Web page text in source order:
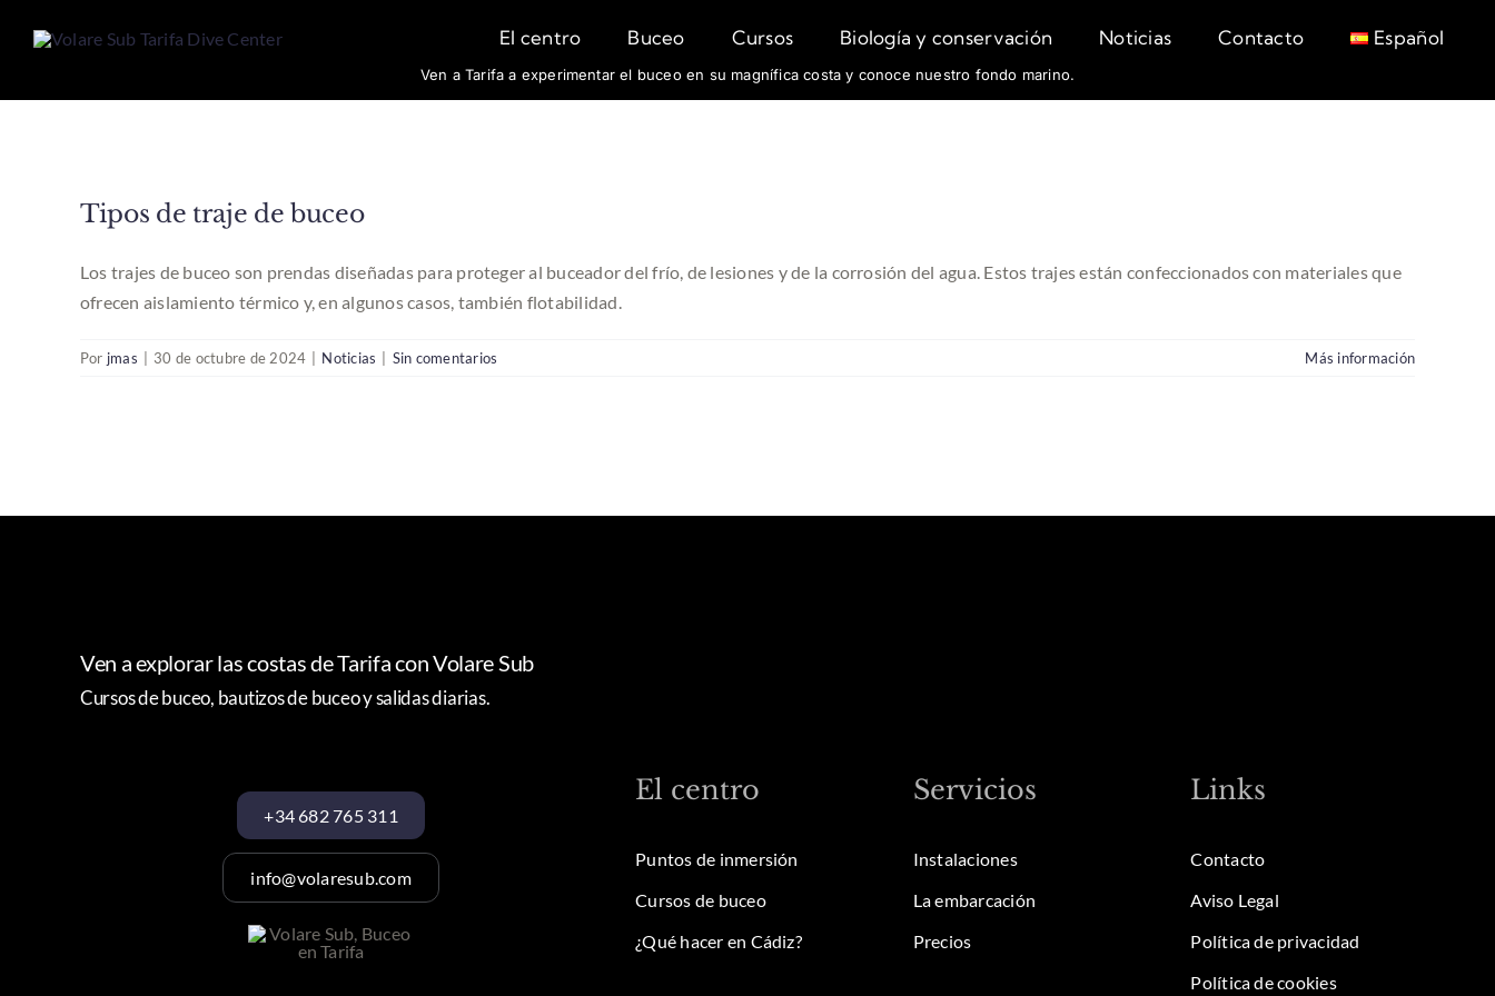
El centro Buceo Cursos Biología y conservación Noticias Contacto Español
Ven a Tarifa a experimentar el buceo en su magnífica costa y conoce nuestro fondo marino.
Tipos de traje de buceo
Los trajes de buceo son prendas diseñadas para proteger al buceador del frío, de lesiones y de la corrosión del agua. Estos trajes están confeccionados con materiales que
ofrecen aislamiento térmico y, en algunos casos, también flotabilidad.
Por jmas 30 de octubre de 2024 Noticias Sin comentarios Más información
Ven a explorar las costas de Tarifa con Volare Sub
Cursos de buceo, bautizos de buceo y salidas diarias.
+34 682 765 311
info@volaresub.com
El centro
Puntos de inmersión
Cursos de buceo
¿Qué hacer en Cádiz?
Servicios
Instalaciones
La embarcación
Precios
Links
Contacto
Aviso Legal
Política de privacidad
Política de cookies